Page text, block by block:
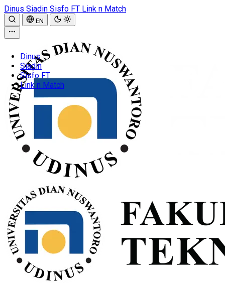
Dinus Siadin Sisfo FT Link n Match
EN
Dinus
Siadin
Sisfo FT
Link n Match